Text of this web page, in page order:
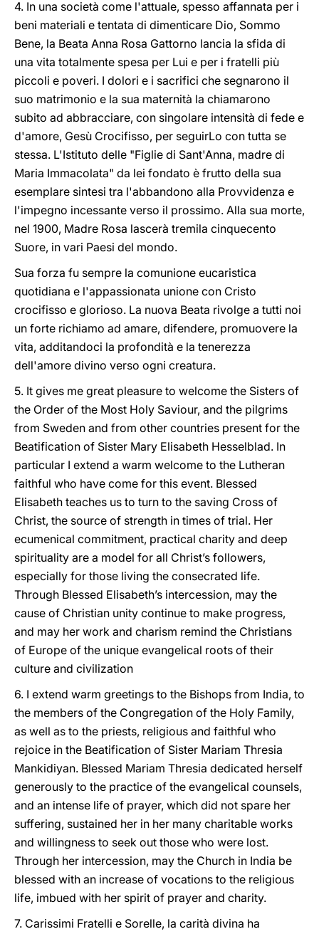
4. In una società come l'attuale, spesso affannata per i
beni materiali e tentata di dimenticare Dio, Sommo
Bene, la Beata Anna Rosa Gattorno lancia la sfida di
una vita totalmente spesa per Lui e per i fratelli più
piccoli e poveri. I dolori e i sacrifici che segnarono il
suo matrimonio e la sua maternità la chiamarono
subito ad abbracciare, con singolare intensità di fede e
d'amore, Gesù Crocifisso, per seguirLo con tutta se
stessa. L'Istituto delle "Figlie di Sant'Anna, madre di
Maria Immacolata" da lei fondato è frutto della sua
esemplare sintesi tra l'abbandono alla Provvidenza e
l'impegno incessante verso il prossimo. Alla sua morte,
nel 1900, Madre Rosa lascerà tremila cinquecento
Suore, in vari Paesi del mondo.
Sua forza fu sempre la comunione eucaristica
quotidiana e l'appassionata unione con Cristo
crocifisso e glorioso. La nuova Beata rivolge a tutti noi
un forte richiamo ad amare, difendere, promuovere la
vita, additandoci la profondità e la tenerezza
dell'amore divino verso ogni creatura.
5. It gives me great pleasure to welcome the Sisters of
the Order of the Most Holy Saviour, and the pilgrims
from Sweden and from other countries present for the
Beatification of Sister Mary Elisabeth Hesselblad. In
particular I extend a warm welcome to the Lutheran
faithful who have come for this event. Blessed
Elisabeth teaches us to turn to the saving Cross of
Christ, the source of strength in times of trial. Her
ecumenical commitment, practical charity and deep
spirituality are a model for all Christ’s followers,
especially for those living the consecrated life.
Through Blessed Elisabeth’s intercession, may the
cause of Christian unity continue to make progress,
and may her work and charism remind the Christians
of Europe of the unique evangelical roots of their
culture and civilization
6. I extend warm greetings to the Bishops from India, to
the members of the Congregation of the Holy Family,
as well as to the priests, religious and faithful who
rejoice in the Beatification of Sister Mariam Thresia
Mankidiyan. Blessed Mariam Thresia dedicated herself
generously to the practice of the evangelical counsels,
and an intense life of prayer, which did not spare her
suffering, sustained her in her many charitable works
and willingness to seek out those who were lost.
Through her intercession, may the Church in India be
blessed with an increase of vocations to the religious
life, imbued with her spirit of prayer and charity.
7. Carissimi Fratelli e Sorelle, la carità divina ha